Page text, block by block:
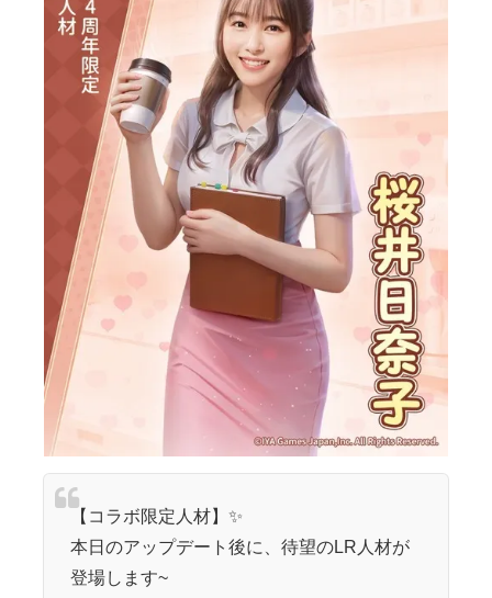
【コラボ限定人材】✨
本日のアップデート後に、待望のLR人材が
登場します~